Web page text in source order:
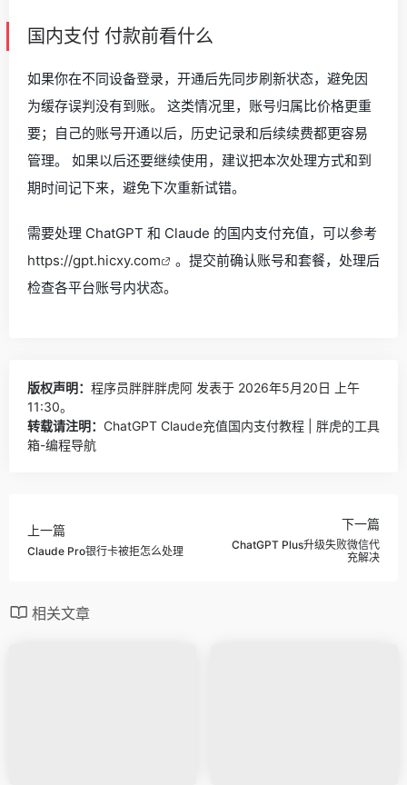
国内支付 付款前看什么
如果你在不同设备登录，开通后先同步刷新状态，避免因
为缓存误判没有到账。 这类情况里，账号归属比价格更重
要；自己的账号开通以后，历史记录和后续续费都更容易
管理。 如果以后还要继续使用，建议把本次处理方式和到
期时间记下来，避免下次重新试错。
需要处理 ChatGPT 和 Claude 的国内支付充值，可以参考
https://gpt.hicxy.com
。提交前确认账号和套餐，处理后
检查各平台账号内状态。
版权声明： 程序员胖胖胖虎阿 发表于 2026年5月20日 上午
11:30。
转载请注明： ChatGPT Claude充值国内支付教程 | 胖虎的工具
箱-编程导航
上一篇
Claude Pro银行卡被拒怎么处理
下一篇
ChatGPT Plus升级失败微信代
充解决
相关文章